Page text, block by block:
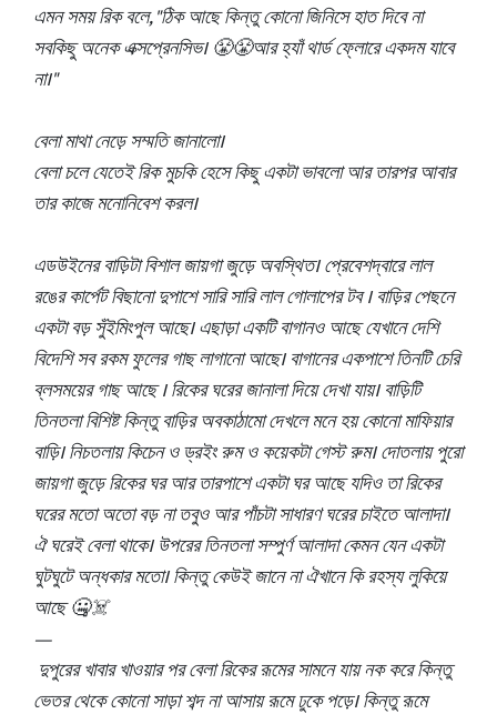
এমন সময় রিক বলে, "ঠিক আছে কিন্তু কোনো জিনিসে হাত দিবে না
সবকিছু অনেক এক্সপ্রেনসিভ। 😤😤আর হ্যাঁ থার্ড ফ্লোরে একদম যাবে
না।"
বেলা মাথা নেড়ে সম্মতি জানালো।
বেলা চলে যেতেই রিক মুচকি হেসে কিছু একটা ভাবলো আর তারপর আবার
তার কাজে মনোনিবেশ করল।
এডউইনের বাড়িটা বিশাল জায়গা জুড়ে অবস্থিত। প্রেবেশদ্বারে লাল
রঙের কার্পেট বিছানো দুপাশে সারি সারি লাল গোলাপের টব । বাড়ির পেছনে
একটা বড় সুঁইমিংপুল আছে। এছাড়া একটি বাগানও আছে যেখানে দেশি
বিদেশি সব রকম ফুলের গাছ লাগানো আছে। বাগানের একপাশে তিনটি চেরি
ব্লসময়ের গাছ আছে । রিকের ঘরের জানালা দিয়ে দেখা যায়। বাড়িটি
তিনতলা বিশিষ্ট কিন্তু বাড়ির অবকাঠামো দেখলে মনে হয় কোনো মাফিয়ার
বাড়ি। নিচতলায় কিচেন ও ড্রইং রুম ও কয়েকটা গেস্ট রুম। দোতলায় পুরো
জায়গা জুড়ে রিকের ঘর আর তারপাশে একটা ঘর আছে যদিও তা রিকের
ঘরের মতো অতো বড় না তবুও আর পাঁচটা সাধারণ ঘরের চাইতে আলাদা।
ঐ ঘরেই বেলা থাকে। উপরের তিনতলা সম্পুর্ণ আলাদা কেমন যেন একটা
ঘুটঘুটে অন্ধকার মতো। কিন্তু কেউই জানে না ঐখানে কি রহস্য লুকিয়ে
আছে 🤐☠️
—
দুপুরের খাবার খাওয়ার পর বেলা রিকের রূমের সামনে যায় নক করে কিন্তু
ভেতর থেকে কোনো সাড়া শব্দ না আসায় রূমে ঢুকে পড়ে। কিন্তু রূমে